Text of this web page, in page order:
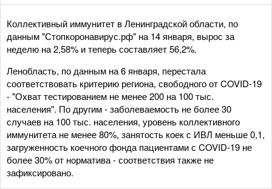
Коллективный иммунитет в Ленинградской области, по
данным "Стопкоронавирус.рф" на 14 января, вырос за
неделю на 2,58% и теперь составляет 56,2%.
Ленобласть, по данным на 6 января, перестала
соответствовать критерию региона, свободного от COVID-19
- "Охват тестированием не менее 200 на 100 тыс.
населения". По другим - заболеваемость не более 30
случаев на 100 тыс. населения, уровень коллективного
иммунитета не менее 80%, занятость коек с ИВЛ меньше 0,1,
загруженность коечного фонда пациентами с COVID-19 не
более 30% от норматива - соответствия также не
зафиксировано.